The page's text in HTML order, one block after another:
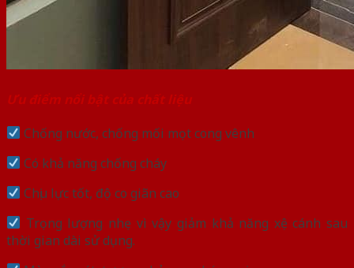
Ưu điểm nổi bật của chất liệu
Chống nước, chống mối mọt cong vênh
Có khả năng chống cháy
Chịu lực tốt, độ co giãn cao
Trọng lượng nhẹ vì vậy giảm khả năng xệ cánh sau
thời gian dài sử dụng.